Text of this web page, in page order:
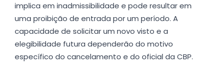
implica em inadmissibilidade e pode resultar em
uma proibição de entrada por um período. A
capacidade de solicitar um novo visto e a
elegibilidade futura dependerão do motivo
específico do cancelamento e do oficial da CBP.